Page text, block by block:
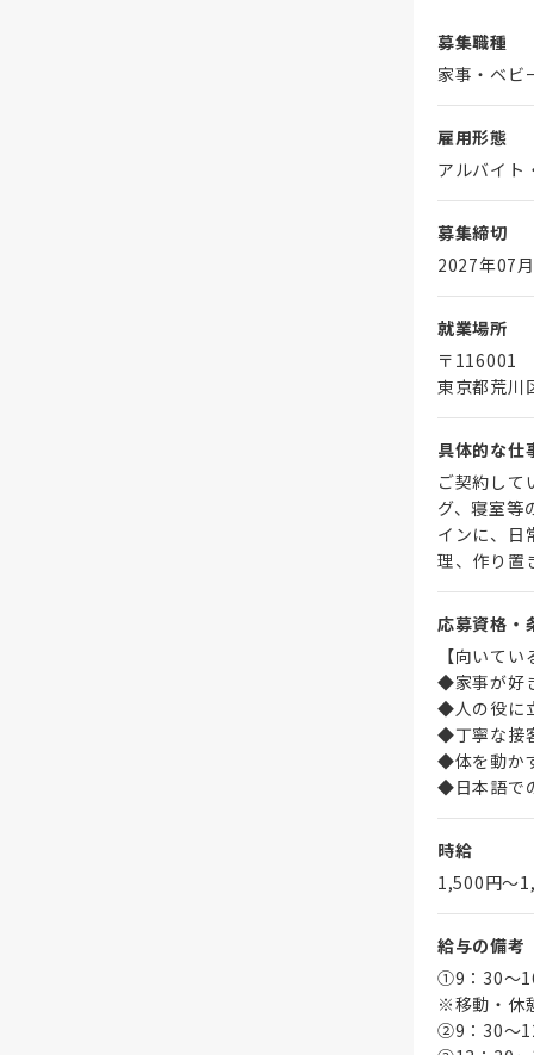
募集職種
家事・ベビ
雇用形態
アルバイト
募集締切
2027年07
就業場所
〒116001
東京都荒川
具体的な仕
ご契約して
グ、寝室等
インに、日
理、作り置
応募資格・
【向いてい
◆家事が好
◆人の役に
◆丁寧な接
◆体を動か
◆日本語で
時給
1,500円〜
給与の備考
①9：30～
※移動・休
➁9：30～